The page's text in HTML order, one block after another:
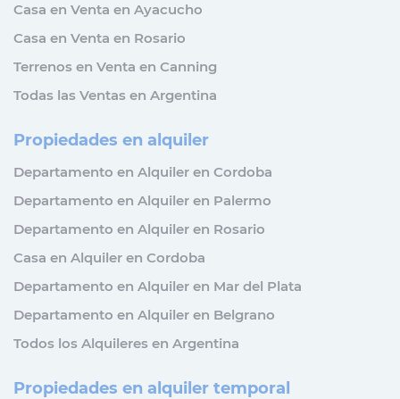
Casa en Venta en Ayacucho
Casa en Venta en Rosario
Terrenos en Venta en Canning
Todas las Ventas en Argentina
Propiedades en alquiler
Departamento en Alquiler en Cordoba
Departamento en Alquiler en Palermo
Departamento en Alquiler en Rosario
Casa en Alquiler en Cordoba
Departamento en Alquiler en Mar del Plata
Departamento en Alquiler en Belgrano
Todos los Alquileres en Argentina
Propiedades en alquiler temporal